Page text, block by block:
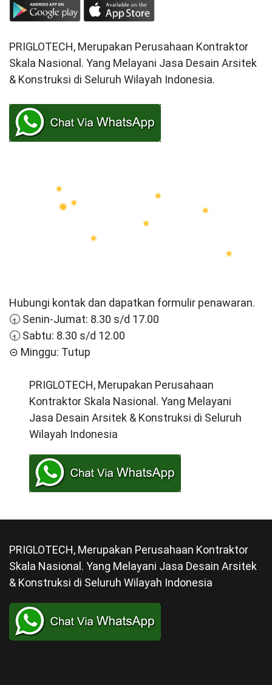
PRIGLOTECH, Merupakan Perusahaan Kontraktor
Skala Nasional. Yang Melayani Jasa Desain Arsitek
& Konstruksi di Seluruh Wilayah Indonesia.
Hubungi kontak dan dapatkan formulir penawaran.
🕣 Senin-Jumat: 8.30 s/d 17.00
🕣 Sabtu: 8.30 s/d 12.00
⊝ Minggu: Tutup
PRIGLOTECH, Merupakan Perusahaan
Kontraktor Skala Nasional. Yang Melayani
Jasa Desain Arsitek & Konstruksi di Seluruh
Wilayah Indonesia
PRIGLOTECH, Merupakan Perusahaan Kontraktor
Skala Nasional. Yang Melayani Jasa Desain Arsitek
& Konstruksi di Seluruh Wilayah Indonesia